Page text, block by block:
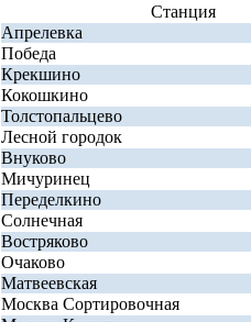
Станция
Апрелевка
Победа
Крекшино
Кокошкино
Толстопальцево
Лесной городок
Внуково
Мичуринец
Переделкино
Солнечная
Востряково
Очаково
Матвеевская
Москва Сортировочная